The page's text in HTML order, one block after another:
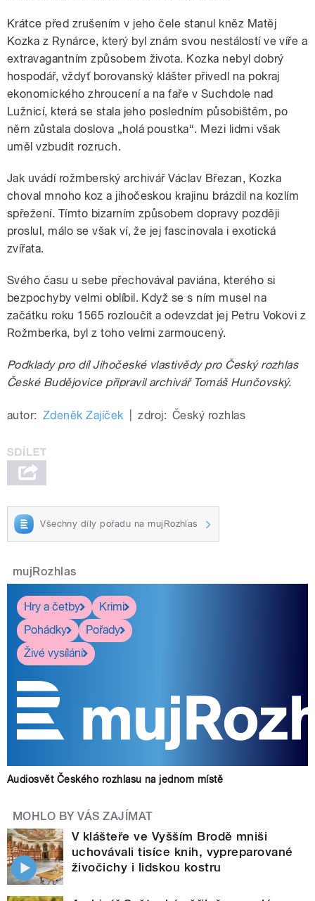
Krátce před zrušením v jeho čele stanul kněz Matěj
Kozka z Rynárce, který byl znám svou nestálostí ve víře a
extravagantním způsobem života. Kozka nebyl dobrý
hospodář, vždyť borovanský klášter přivedl na pokraj
ekonomického zhroucení a na faře v Suchdole nad
Lužnicí, která se stala jeho posledním působištěm, po
něm zůstala doslova „holá poustka“. Mezi lidmi však
uměl vzbudit rozruch.
Jak uvádí rožmberský archivář Václav Březan, Kozka
choval mnoho koz a jihočeskou krajinu brázdil na kozlím
spřežení. Tímto bizarním způsobem dopravy později
proslul, málo se však ví, že jej fascinovala i exotická
zvířata.
Svého času u sebe přechovával paviána, kterého si
bezpochyby velmi oblíbil. Když se s ním musel na
začátku roku 1565 rozloučit a odevzdat jej Petru Vokovi z
Rožmberka, byl z toho velmi zarmoucený.
Podklady pro díl Jihočeské vlastivědy pro Český rozhlas
České Budějovice připravil archivář Tomáš Hunčovský.
autor: Zdeněk Zajíček zdroj: Český rozhlas
Všechny díly pořadu na mujRozhlas
mujRozhlas
Hry a četby
Krimi
Pohádky
Pořady
Živé vysílání
Audiosvět Českého rozhlasu na jednom místě
MOHLO BY VÁS ZAJÍMAT
V klášteře ve Vyšším Brodě mniši
uchovávali tisíce knih, vypreparované
živočichy i lidskou kostru